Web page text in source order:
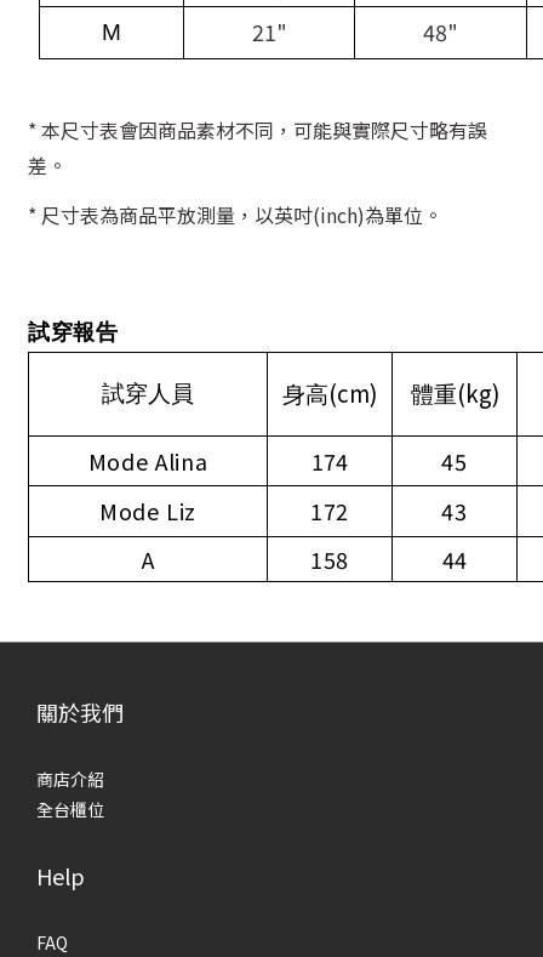
M 21" 48"
* 本尺寸表會因商品素材不同，可能與實際尺寸略有誤
差。
* 尺寸表為商品平放測量，以英吋(inch)為單位。
試穿報告
試穿人員 身高(cm) 體重(kg)
Mode Alina 174
45
Mode Liz
172
43
A
158 44
關於我們
商店介紹
全台櫃位
Help
FAQ